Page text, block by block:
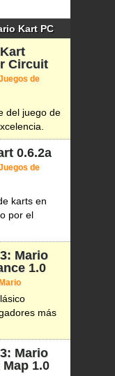
Kart PC
Circuit
de
del juego de
0.6.2a
de
karts en
por el
Mario
1.0
Mario
más
Mario
Map 1.0